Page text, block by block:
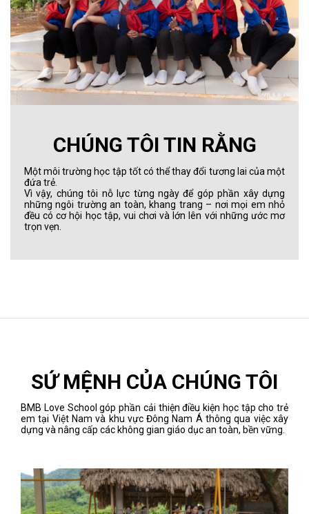
CHÚNG TÔI TIN RẰNG
Một môi trường học tập tốt có thể thay đổi tương lai của một
đứa trẻ.
Vì vậy, chúng tôi nỗ lực từng ngày để góp phần xây dựng
những ngôi trường an toàn, khang trang – nơi mọi em nhỏ
đều có cơ hội học tập, vui chơi và lớn lên với những ước mơ
trọn vẹn.
SỨ MỆNH CỦA CHÚNG TÔI
BMB Love School góp phần cải thiện điều kiện học tập cho trẻ
em tại Việt Nam và khu vực Đông Nam Á thông qua việc xây
dựng và nâng cấp các không gian giáo dục an toàn, bền vững.